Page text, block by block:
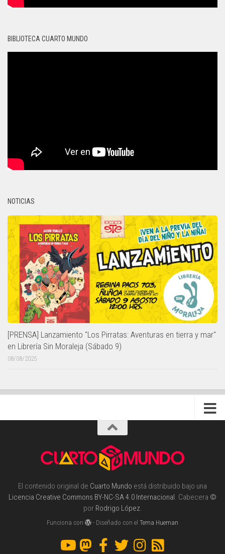
BIBLIOTECA CUARTO MUNDO
NOTICIAS
[PRENSA] Lanzamiento "Los Pirratas: Aventuras en tierra y mar"
en Librería Sin Moraleja (Sábado 9)
08/08/2025
El contenido original de Cuarto Mundo está distribuido bajo una
Licencia Creative Commons BY-NC-SA 4.0 Internacional. Cabecera ©
por Rodrigo López.
Funciona con - Diseñado con elTema Hueman